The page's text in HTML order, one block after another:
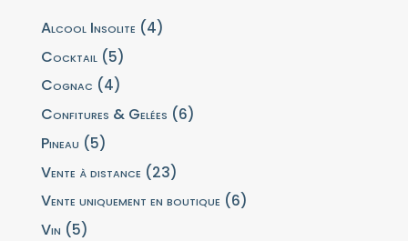
Alcool Insolite 44
Cocktail 55
produits
Cognac 44
produits
Confitures & Gelées 66
Pineau 55
produits
Vente à distance 2323
Vente uniquement en boutique 66
Vin 55